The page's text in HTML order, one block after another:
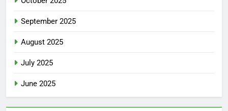
September 2025
August 2025
July 2025
June 2025